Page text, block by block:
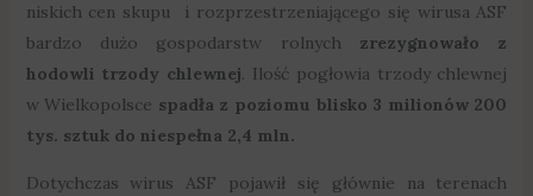
niskich cen skupu i rozprzestrzeniającego się wirusa ASF
bardzo dużo gospodarstw rolnych zrezygnowało z
hodowli trzody chlewnej. Ilość pogłowia trzody chlewnej
w Wielkopolsce spadła z poziomu blisko 3 milionów 200
tys. sztuk do niespełna 2,4 mln.
Dotychczas wirus ASF pojawił się głównie na terenach